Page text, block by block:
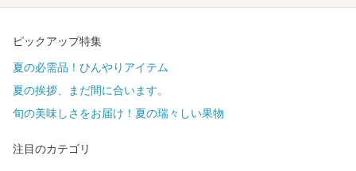
ピックアップ特集
夏の必需品！ひんやりアイテム
夏の挨拶、まだ間に合います。
旬の美味しさをお届け！夏の瑞々しい果物
注目のカテゴリ